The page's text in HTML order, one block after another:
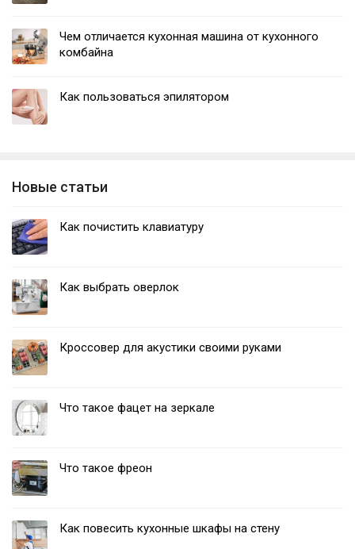
Чем отличается кухонная машина от кухонного
комбайна
Как пользоваться эпилятором
Новые статьи
Как почистить клавиатуру
Как выбрать оверлок
Кроссовер для акустики своими руками
Что такое фацет на зеркале
Что такое фреон
Как повесить кухонные шкафы на стену